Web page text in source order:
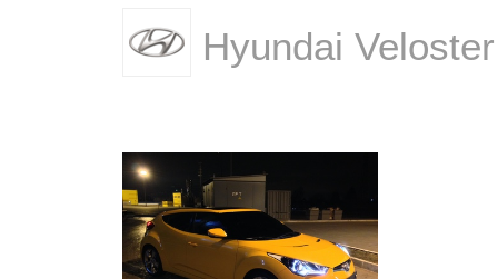
Hyundai